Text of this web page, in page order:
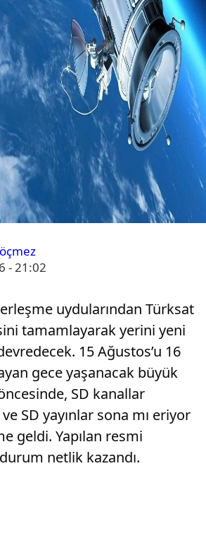
- 21:02
uydularından Türksat
tamamlayarak yerini yeni
15 Ağustos’u 16
gece yaşanacak büyük
SD kanallar
SD yayınlar sona mı eriyor
geldi. Yapılan resmi
netlik kazandı.